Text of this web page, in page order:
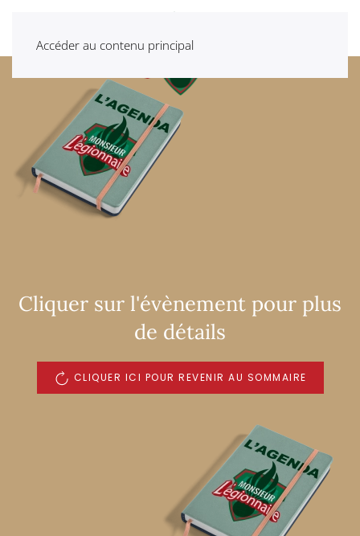
Accéder au contenu principal
Cliquer sur l'évènement pour plus
de détails
CLIQUER ICI POUR REVENIR AU SOMMAIRE